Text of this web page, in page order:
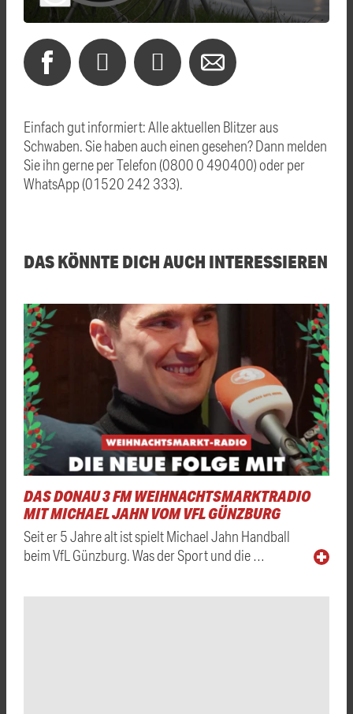
Einfach gut informiert: Alle aktuellen Blitzer aus
Schwaben. Sie haben auch einen gesehen? Dann melden
Sie ihn gerne per Telefon (0800 0 490400) oder per
WhatsApp (01520 242 333).
DAS KÖNNTE DICH AUCH INTERESSIEREN
DAS DONAU 3 FM WEIHNACHTSMARKTRADIO
MIT MICHAEL JAHN VOM VFL GÜNZBURG
Seit er 5 Jahre alt ist spielt Michael Jahn Handball
beim VfL Günzburg. Was der Sport und die …